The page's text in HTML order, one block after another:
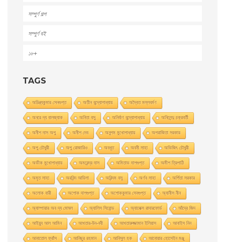
সম্পুর্ণ গল্প
সম্পুর্ণ বই
১৮+
TAGS
অচিন্ত্যকুমার সেনগুপ্ত অতীন বন্দ্যোপাধ্যায় অদ্বৈত মল্লবর্মণ
অনরে দ্য বালজ্যাক অনিতা বসু অনির্বাণ বন্দ্যোপাধ্যায় অনিলেন্দু চক্রবর্তী
অনীশ দাস অপু অনীশ দেব অনুপম মুখোপাধ্যায় অপরাজিতা সরকার
অপু চৌধুরী অপু রােজারিও অবধূত অবনী সাহা অভিজিৎ চৌধুরী
অভীক মুখোপাধ্যায় অমরেন্দ্র দাস অমিতাভ দাশগুপ্ত অমীশ ত্রিপাঠি
অমৃত সাহা অরবিন্দ আডিগা অরিন্দম বসু অর্ণব সাহা অর্পিতা সরকার
অলোক বারী অশােক দাশগুপ্ত অশোককুমার সেনগুপ্ত অ্যানীস নীন
অ্যাম্পায়ার অব দ্য মােঘল অ্যালিস সিবােন্ড অ্যালেক্স রাদারফোর্ড আঁদ্রে জিদ
আইয়ুব আল আমিন আখতার-উন-নবী আখতারুজ্জামান ইলিয়াস আনাইস নিন
আনাতােল ফ্রাঁস আনিছুর রহমান আনিসুল হক আনোয়ার হোসেইন মঞ্জু